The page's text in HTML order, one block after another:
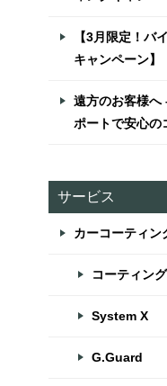
【3月限定！バ
キャンペーン】
遠方のお客様へ
ポートで安心の
サービス
カーコーティン
コーティン
System X
G.Guard